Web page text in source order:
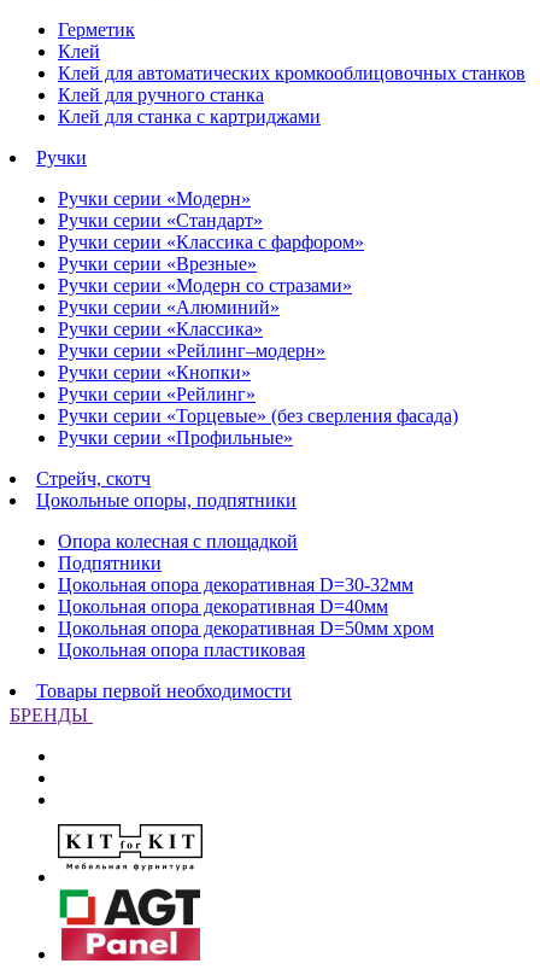
Герметик
Клей
Клей для автоматических кромкооблицовочных станков
Клей для ручного станка
Клей для станка с картриджами
Ручки
Ручки серии «Модерн»
Ручки серии «Стандарт»
Ручки серии «Классика с фарфором»
Ручки серии «Врезные»
Ручки серии «Модерн со стразами»
Ручки серии «Алюминий»
Ручки серии «Классика»
Ручки серии «Рейлинг–модерн»
Ручки серии «Кнопки»
Ручки серии «Рейлинг»
Ручки серии «Торцевые» (без сверления фасада)
Ручки серии «Профильные»
Стрейч, скотч
Цокольные опоры, подпятники
Опора колесная с площадкой
Подпятники
Цокольная опора декоративная D=30-32мм
Цокольная опора декоративная D=40мм
Цокольная опора декоративная D=50мм хром
Цокольная опора пластиковая
Товары первой необходимости
БРЕНДЫ